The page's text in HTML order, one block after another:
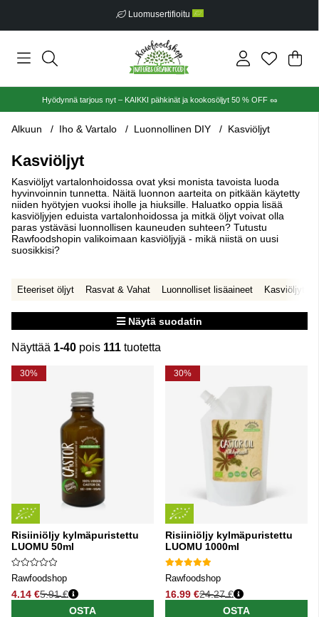
Ilmainen toimitus alkaen €30
.
Hyödynnä tarjous nyt – KAIKKI pähkinät ja kookosöljyt 50 % OFF 🥜
Alkuun Iho & Vartalo Luonnollinen DIY Kasviöljyt
Kasviöljyt
Kasviöljyt vartalonhoidossa ovat yksi monista tavoista luoda
hyvinvoinnin tunnetta. Näitä luonnon aarteita on pitkään käytetty
niiden hyötyjen vuoksi iholle ja hiuksille. Haluatko oppia lisää
kasviöljyjen eduista vartalonhoidossa ja mitkä öljyt voivat olla
paras ystäväsi luonnollisen kauneuden suhteen? Tutustu
Rawfoodshopin valikoimaan kasviöljyjä - mikä niistä on uusi
suosikkisi?
Eteeriset öljyt Rasvat & Vahat Luonnolliset lisäaineet Kasviöljyt
Näytä suodatin
Näyttää 1-40 pois 111 tuotetta
Tuotteet
30%
Risiiniöljy kylmäpuristettu
LUOMU 50ml
Rawfoodshop
4.14 €
Normaali hinta
5.91 €
OSTA
30%
Risiiniöljy kylmäpuristettu
LUOMU 1000ml
Rawfoodshop
16.99 €
Normaali hinta
24.27 €
OSTA